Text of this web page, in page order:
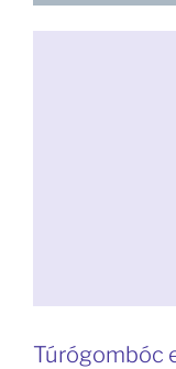
Túrógombóc